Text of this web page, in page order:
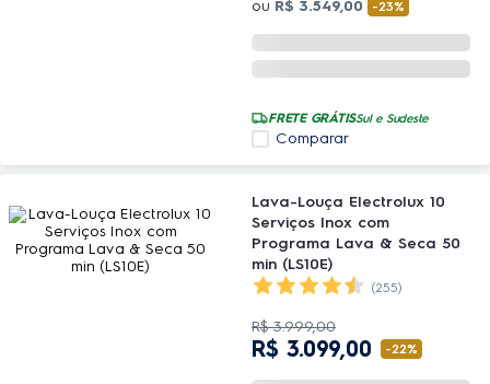
ou R$ 3.549,00 -23%
FRETE GRÁTISSul e Sudeste
Comparar
Lava-Louça Electrolux 10
Serviços Inox com
Programa Lava & Seca 50
min (LS10E)
(255)
R$ 3.999,00
R$ 3.099,00 -22%